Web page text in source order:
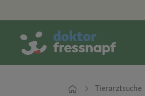
Tierarztsuche